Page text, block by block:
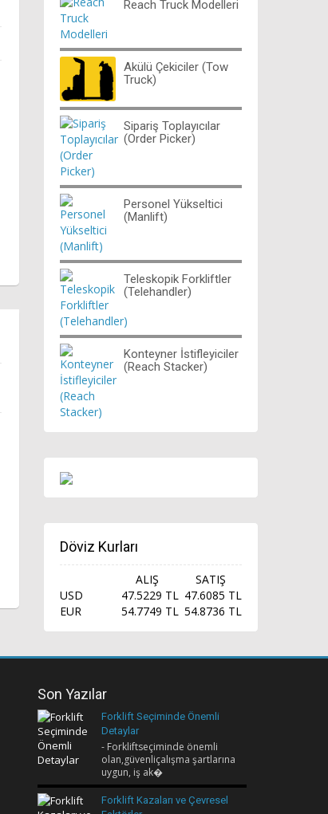
Reach Truck Modelleri
Akülü Çekiciler (Tow
Truck)
Sipariş Toplayıcılar
(Order Picker)
Personel Yükseltici
(Manlift)
Teleskopik Forkliftler
(Telehandler)
Konteyner İstifleyiciler
(Reach Stacker)
Döviz Kurları
ALIŞ
SATIŞ
USD
47.5229 TL 47.6085 TL
EUR
54.7749 TL 54.8736 TL
Son Yazılar
Forklift Seçiminde Önemli
Detaylar
- Forkliftseçiminde önemli
olan,güvenliçalışma şartlarına
uygun, iş ak�
Forklift Kazaları ve Çevresel